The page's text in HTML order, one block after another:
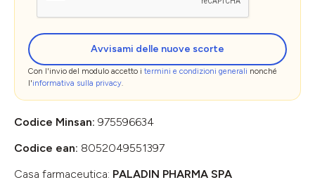
Avvisami delle nuove scorte
Con l'invio del modulo accetto i termini e condizioni generali nonché
l'informativa sulla privacy.
Codice Minsan: 975596634
Codice ean: 8052049551397
Casa farmaceutica: PALADIN PHARMA SPA